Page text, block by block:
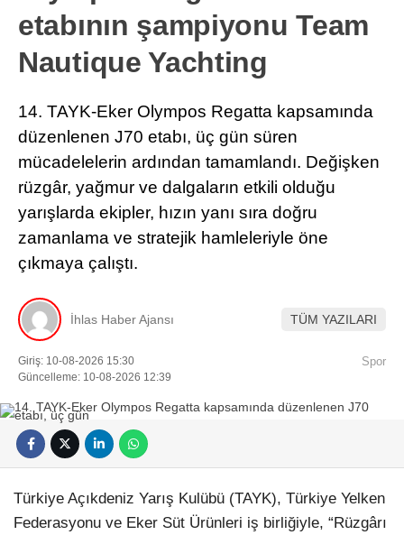
etabının şampiyonu Team
Nautique Yachting
14. TAYK-Eker Olympos Regatta kapsamında
düzenlenen J70 etabı, üç gün süren
mücadelelerin ardından tamamlandı. Değişken
rüzgâr, yağmur ve dalgaların etkili olduğu
yarışlarda ekipler, hızın yanı sıra doğru
zamanlama ve stratejik hamleleriyle öne
çıkmaya çalıştı.
İhlas Haber Ajansı TÜM YAZILARI
Giriş: 10-08-2026 15:30
Güncelleme: 10-08-2026 12:39
Spor
Türkiye Açıkdeniz Yarış Kulübü (TAYK), Türkiye Yelken
Federasyonu ve Eker Süt Ürünleri iş birliğiyle, “Rüzgârı